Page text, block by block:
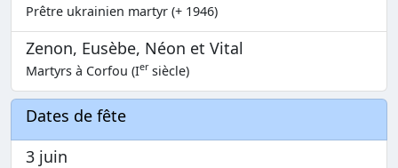
Prêtre ukrainien martyr (+ 1946)
Zenon, Eusèbe, Néon et Vital
Martyrs à Corfou (Iersiècle)
Dates de fête
3 juin